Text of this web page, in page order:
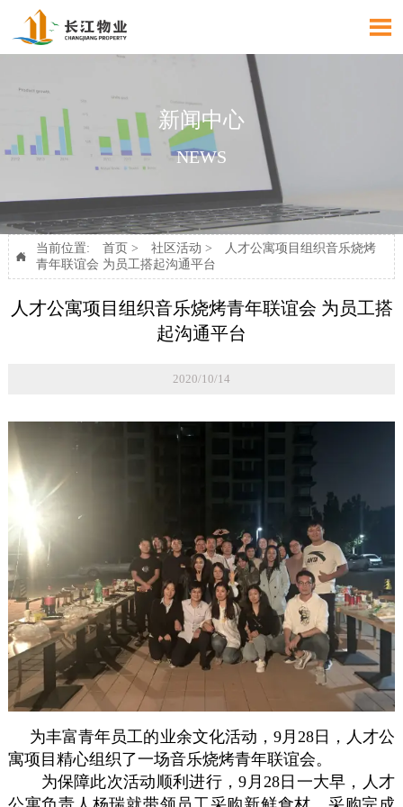

新闻中心
NEWS

当前位置: 首页 > 社区活动 >
人才公寓项目组织音乐烧烤
青年联谊会 为员工搭起沟通平台
人才公寓项目组织音乐烧烤青年联谊会 为员工搭
起沟通平台
2020/10/14
为丰富青年员工的业余文化活动，9月28日，人才公
寓项目精心组织了一场音乐烧烤青年联谊会。
为保障此次活动顺利进行，9月28日一大早，人才